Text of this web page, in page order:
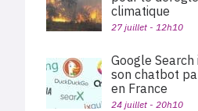
climatique
27 juillet - 12h10
Google Search
son chatbot
en France
24 juillet - 20h10